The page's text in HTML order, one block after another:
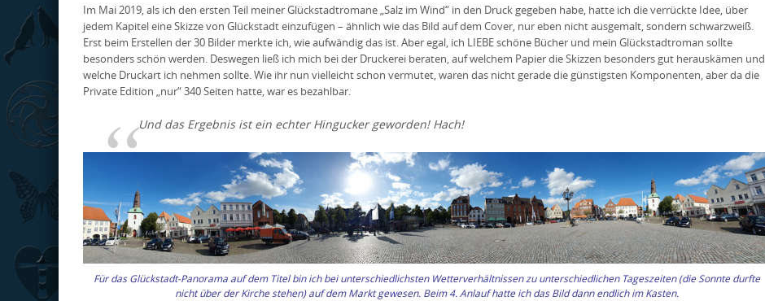
Im Mai 2019, als ich den ersten Teil meiner Glückstadtromane „Salz im Wind“ in den Druck gegeben habe, hatte ich die verrückte Idee, über
jedem Kapitel eine Skizze von Glückstadt einzufügen – ähnlich wie das Bild auf dem Cover, nur eben nicht ausgemalt, sondern schwarzweiß.
Erst beim Erstellen der 30 Bilder merkte ich, wie aufwändig das ist. Aber egal, ich LIEBE schöne Bücher und mein Glückstadtroman sollte
besonders schön werden. Deswegen ließ ich mich bei der Druckerei beraten, auf welchem Papier die Skizzen besonders gut herauskämen und
welche Druckart ich nehmen sollte. Wie ihr nun vielleicht schon vermutet, waren das nicht gerade die günstigsten Komponenten, aber da die
Private Edition „nur“ 340 Seiten hatte, war es bezahlbar.
Und das Ergebnis ist ein echter Hingucker geworden! Hach!
Für das Glückstadt-Panorama auf dem Titel bin ich bei unterschiedlichsten Wetterverhältnissen zu unterschiedlichen Tageszeiten (die Sonnte durfte
nicht über der Kirche stehen) auf dem Markt gewesen. Beim 4. Anlauf hatte ich das Bild dann endlich im Kasten.